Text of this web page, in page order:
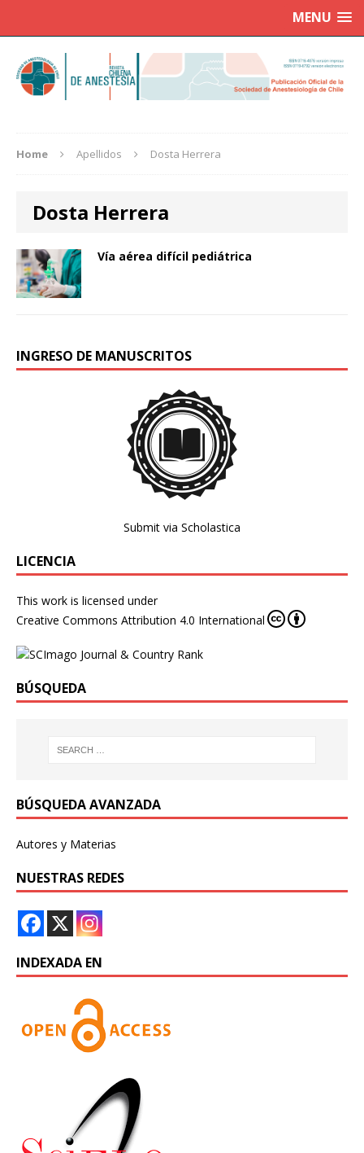
MENU
Home Apellidos Dosta Herrera
Dosta Herrera
Vía aérea difícil pediátrica
INGRESO DE MANUSCRITOS
Submit via Scholastica
LICENCIA
This work is licensed under
Creative Commons Attribution 4.0 International
BÚSQUEDA
BÚSQUEDA AVANZADA
Autores y Materias
NUESTRAS REDES
INDEXADA EN